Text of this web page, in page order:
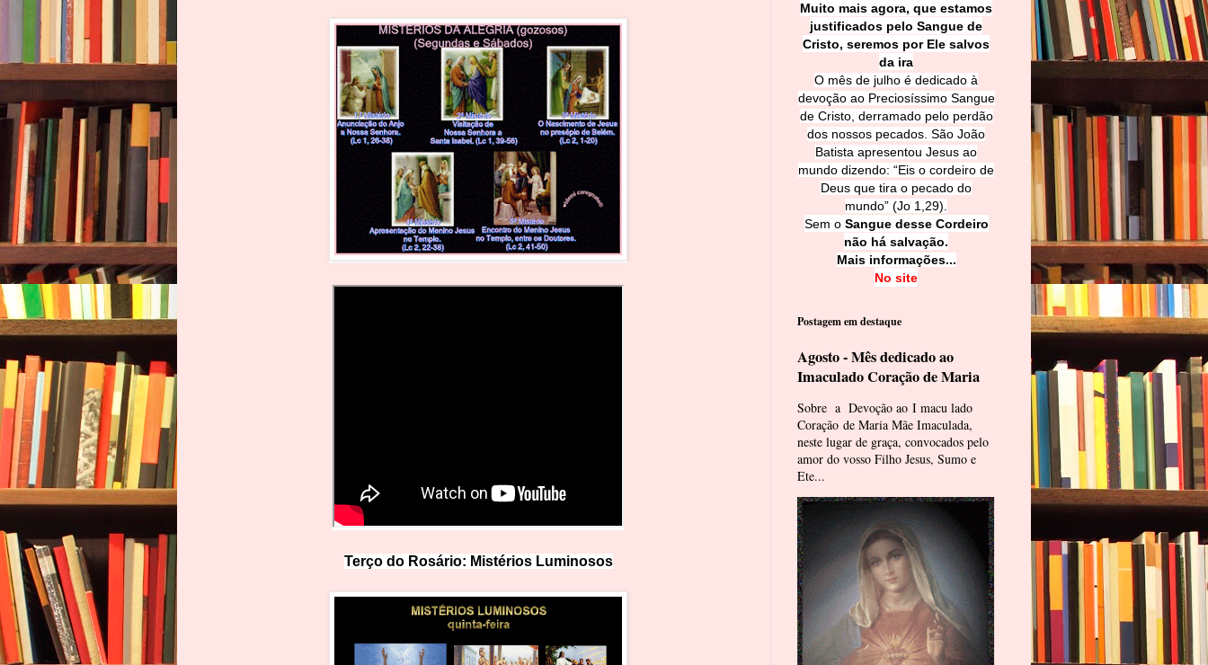
Terço do Rosário: Mistérios Luminosos
Muito mais agora, que estamos
justificados pelo Sangue de
Cristo, seremos por Ele salvos
da ira
O mês de julho é dedicado à
devoção ao Preciosíssimo Sangue
de Cristo, derramado pelo perdão
dos nossos pecados. São João
Batista apresentou Jesus ao
mundo dizendo: “Eis o cordeiro de
Deus que tira o pecado do
mundo” (Jo 1,29).
Sem o Sangue desse Cordeiro
não há salvação.
Mais informações...
No site
Postagem em destaque
Agosto - Mês dedicado ao
Imaculado Coração de Maria
Sobre a Devoção ao I macu lado
Coração de Maria Mãe Imaculada,
neste lugar de graça, convocados pelo
amor do vosso Filho Jesus, Sumo e
Ete...